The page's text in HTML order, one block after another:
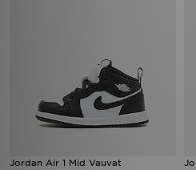
Jordan Air 1 Mid Vauvat